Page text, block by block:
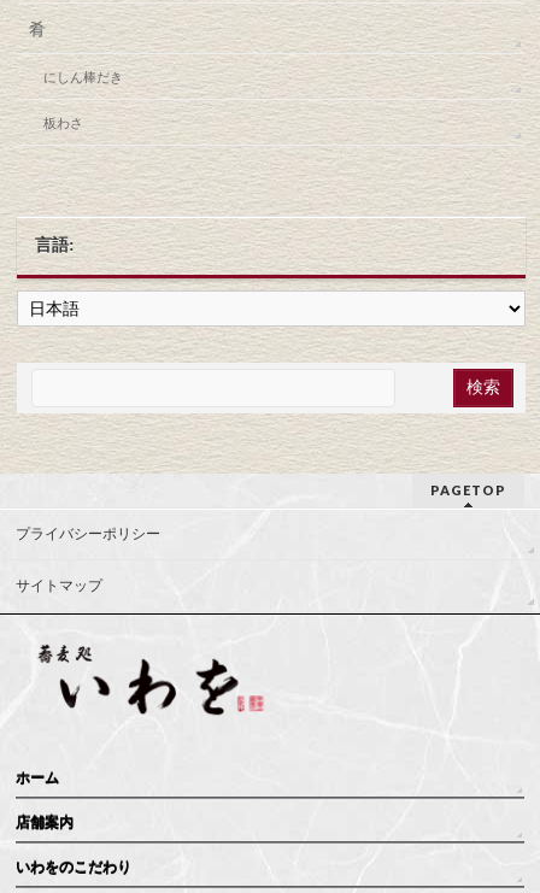
肴
にしん棒だき
板わさ
言語:
PAGETOP
プライバシーポリシー
サイトマップ
ホーム
店舗案内
いわをのこだわり